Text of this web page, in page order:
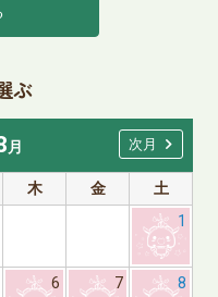
ぶ
月
木 金
土
1
6 7 8
次月 chevron_right